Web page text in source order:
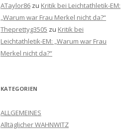
ATaylor86 zu Kritik bei Leichtathletik-EM:
„Warum war Frau Merkel nicht da?“
Theprettyg3505 zu Kritik bei
Leichtathletik-EM: „Warum war Frau
Merkel nicht da?“
KATEGORIEN
ALLGEMEINES
Alltäglicher WAHNWITZ